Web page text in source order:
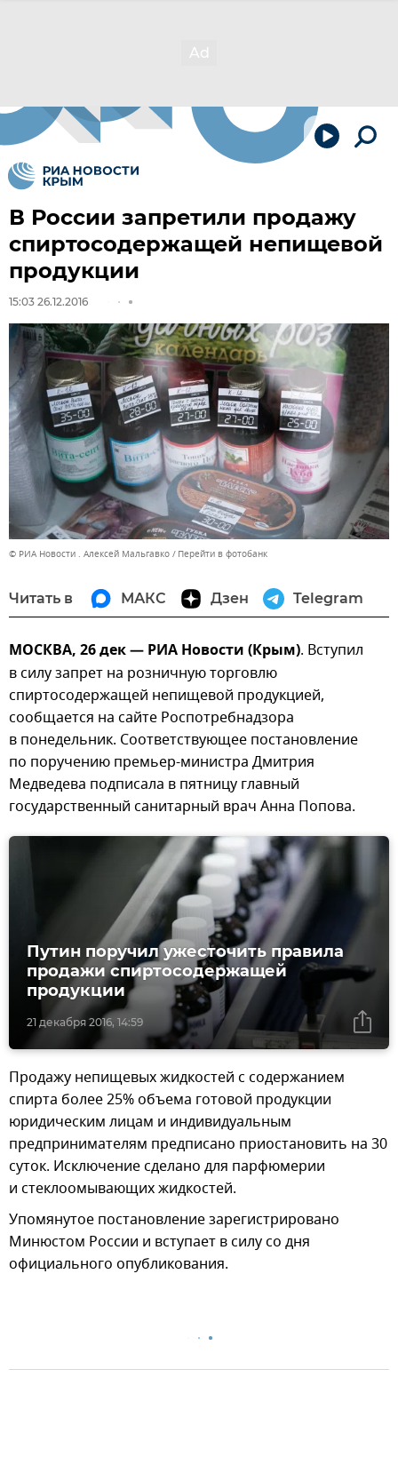
В России запретили продажу
спиртосодержащей непищевой
продукции
15:03 26.12.2016
© РИА Новости . Алексей Мальгавко Перейти в фотобанк
Читать в МАКС Дзен Telegram
МОСКВА, 26 дек — РИА Новости (Крым). Вступил
в силу запрет на розничную торговлю
спиртосодержащей непищевой продукцией,
сообщается на сайте Роспотребнадзора
в понедельник. Соответствующее постановление
по поручению премьер-министра Дмитрия
Медведева подписала в пятницу главный
государственный санитарный врач Анна Попова.
21 декабря 2016, 14:59
Путин поручил ужесточить правила
продажи спиртосодержащей
продукции
Продажу непищевых жидкостей с содержанием
спирта более 25% объема готовой продукции
юридическим лицам и индивидуальным
предпринимателям предписано приостановить на 30
суток. Исключение сделано для парфюмерии
и стеклоомывающих жидкостей.
Упомянутое постановление зарегистрировано
Минюстом России и вступает в силу со дня
официального опубликования.